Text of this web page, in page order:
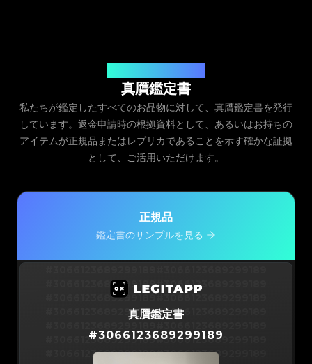
真贋鑑定書
私たちが鑑定したすべてのお品物に対して、真贋鑑定書を発行
しています。返金申請時の根拠資料として、あるいはお持ちの
アイテムが正規品またはレプリカであることを示す確かな証拠
として、ご活用いただけます。
正規品
鑑定書のサンプルを見る
#3066123689299189#3066123689299189
#3066123689299189#3066123689299189
#3066123689299189#3066123689299189
#3066123689299189#3066123689299189
#3066123689299189#3066123689299189
真贋鑑定書
#3066123689299189